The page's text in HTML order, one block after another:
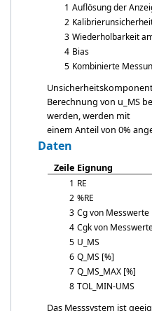
1 Auflösung der
2
3 Wiederholbarkeit
4 Bias
5 Kombinierte
Berechnung von u_MS
werden, werden mit
einem Anteil von 0%
Daten
Zeile Eignung
1 RE
2 %RE
3 Cgvon Messwerte
4 Cgkvon
5 U_MS
6 Q_MS [%]
7 Q_MS_MAX [%]
8 TOL_MIN-UMS
Das Messsystem ist